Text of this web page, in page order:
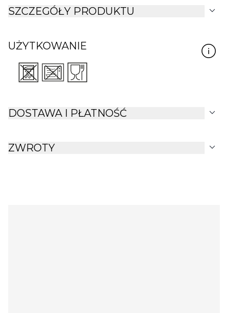
SZCZEGÓŁY PRODUKTU expand_more
UŻYTKOWANIE
DOSTAWA I PŁATNOŚĆ expand_more
ZWROTY expand_more